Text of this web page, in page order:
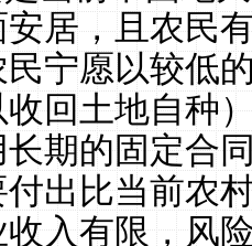
居，且农民
宁愿以较低
回土地自种
期的固定合
出比当前农
入有限，风